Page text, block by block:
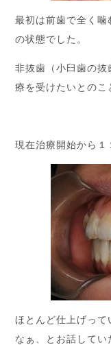
最初は前歯で全く
の状態でした。
非抜歯（小臼歯の
療を受けたいとのこ
現在治療開始から１
ほとんど仕上げっ
なぁ、とお話してい